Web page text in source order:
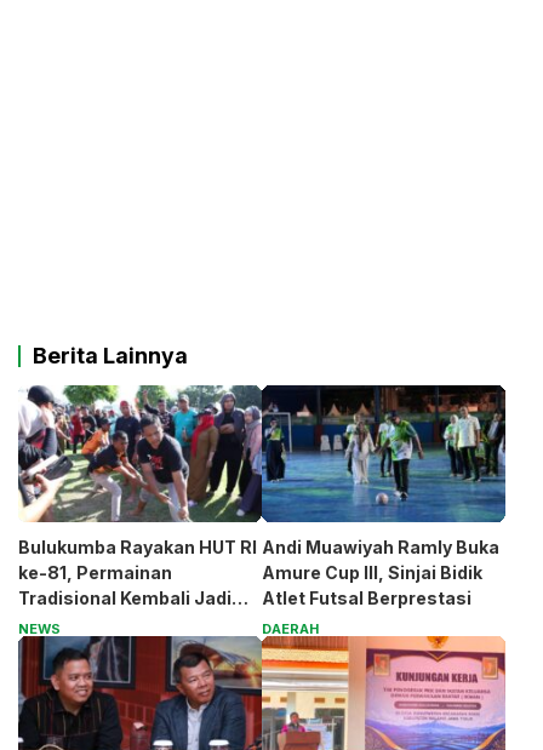
Berita Lainnya
Bulukumba Rayakan HUT RI
ke-81, Permainan
Tradisional Kembali Jadi
Magnet
NEWS
Andi Muawiyah Ramly Buka
Amure Cup III, Sinjai Bidik
Atlet Futsal Berprestasi
DAERAH